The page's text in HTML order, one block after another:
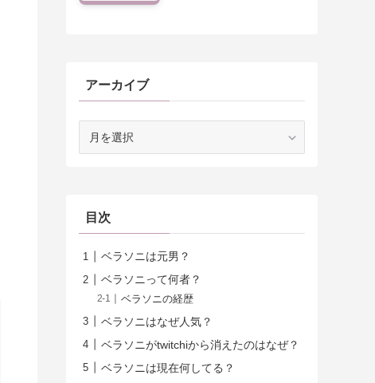
アーカイブ
目次
ベラソニは元男？
ベラソニって何者？
ベラソニの経歴
ベラソニはなぜ人気？
ベラソニがtwitchiから消えたのはなぜ？
ベラソニは現在何してる？